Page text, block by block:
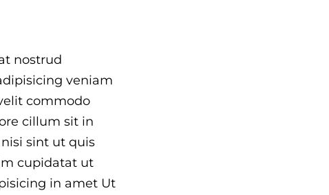
nostrud
veniam
commodo
cillum sit in
sint ut quis
cupidatat ut
in amet Ut